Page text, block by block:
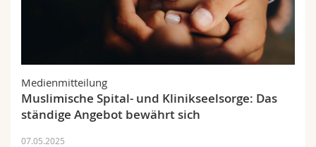
Medienmitteilung
Muslimische Spital- und Klinikseelsorge: Das
ständige Angebot bewährt sich
07.05.2025